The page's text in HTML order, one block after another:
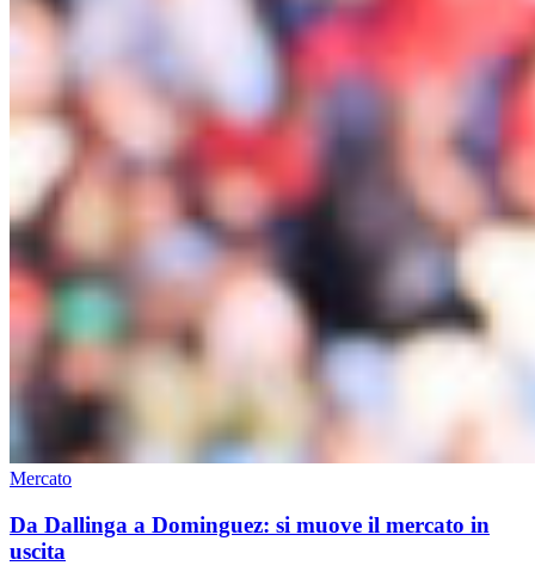
Mercato
Da Dallinga a Dominguez: si muove il mercato in
uscita